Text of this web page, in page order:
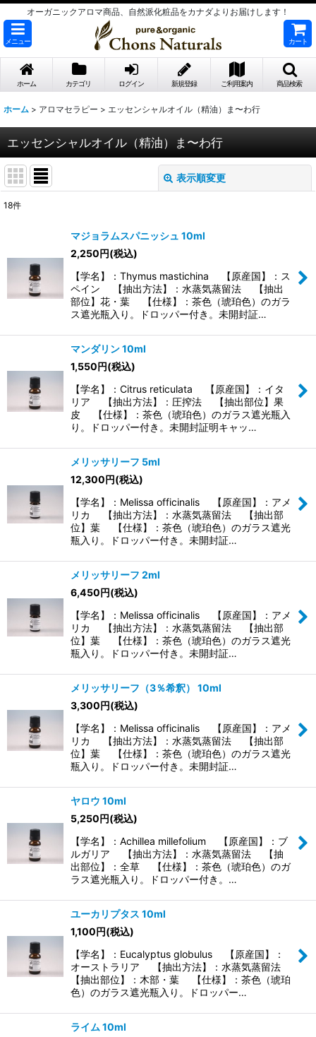
オーガニックアロマ商品、自然派化粧品をカナダよりお届けします！
メニュー カート
ホーム カテゴリ ログイン 新規登録 ご利用案内 商品検索
ホーム > アロマセラピー > エッセンシャルオイル（精油）ま〜わ行
エッセンシャルオイル（精油）ま〜わ行
表示順変更
並び順:
絞り込む
18件
マジョラムスパニッシュ 10ml
2,250円(税込)
【学名】：Thymus mastichina 【原産国】：ス
ペイン 【抽出方法】：水蒸気蒸留法 【抽出
部位】花・葉 【仕様】：茶色（琥珀色）のガラ
ス遮光瓶入り。ドロッパー付き。未開封証…
マンダリン 10ml
1,550円(税込)
【学名】：Citrus reticulata 【原産国】：イタ
リア 【抽出方法】：圧搾法 【抽出部位】果
皮 【仕様】：茶色（琥珀色）のガラス遮光瓶入
り。ドロッパー付き。未開封証明キャッ…
メリッサリーフ 5ml
12,300円(税込)
【学名】：Melissa officinalis 【原産国】：アメ
リカ 【抽出方法】：水蒸気蒸留法 【抽出部
位】葉 【仕様】：茶色（琥珀色）のガラス遮光
瓶入り。ドロッパー付き。未開封証…
メリッサリーフ 2ml
6,450円(税込)
【学名】：Melissa officinalis 【原産国】：アメ
リカ 【抽出方法】：水蒸気蒸留法 【抽出部
位】葉 【仕様】：茶色（琥珀色）のガラス遮光
瓶入り。ドロッパー付き。未開封証…
メリッサリーフ（3％希釈） 10ml
3,300円(税込)
【学名】：Melissa officinalis 【原産国】：アメ
リカ 【抽出方法】：水蒸気蒸留法 【抽出部
位】葉 【仕様】：茶色（琥珀色）のガラス遮光
瓶入り。ドロッパー付き。未開封証…
ヤロウ 10ml
5,250円(税込)
【学名】：Achillea millefolium 【原産国】：ブ
ルガリア 【抽出方法】：水蒸気蒸留法 【抽
出部位】：全草 【仕様】：茶色（琥珀色）のガ
ラス遮光瓶入り。ドロッパー付き。…
ユーカリプタス 10ml
1,100円(税込)
【学名】：Eucalyptus globulus 【原産国】：
オーストラリア 【抽出方法】：水蒸気蒸留法
【抽出部位】：木部・葉 【仕様】：茶色（琥珀
色）のガラス遮光瓶入り。ドロッパー…
ライム 10ml